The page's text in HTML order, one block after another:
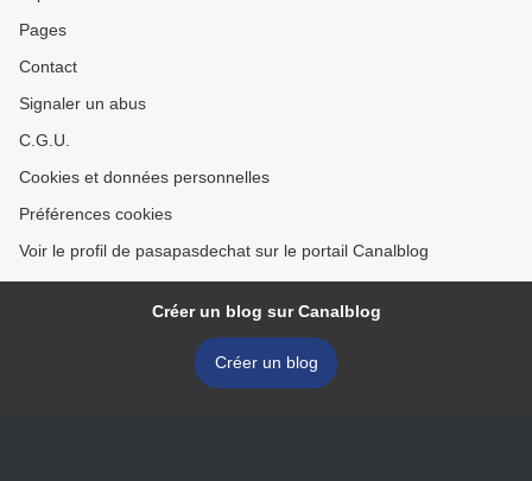
Pages
Contact
Signaler un abus
C.G.U.
Cookies et données personnelles
Préférences cookies
Voir le profil de pasapasdechat sur le portail Canalblog
Créer un blog sur Canalblog
Créer un blog